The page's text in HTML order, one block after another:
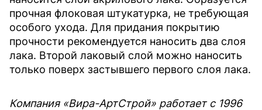
прочная флоковая штукатурка, не требующая
особого ухода. Для придания покрытию
прочности рекомендуется наносить два слоя
лака. Второй лаковый слой можно наносить
только поверх застывшего первого слоя лака.
Компания «Вира-АртСтрой» работает с 1996